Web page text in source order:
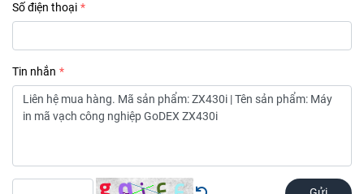
Số điện thoại
Tin nhắn